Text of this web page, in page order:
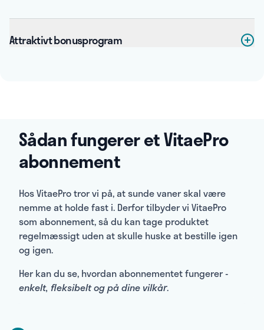
Attraktivt bonusprogram
Sådan fungerer et VitaePro
abonnement
Hos VitaePro tror vi på, at sunde vaner skal være
nemme at holde fast i. Derfor tilbyder vi VitaePro
som abonnement, så du kan tage produktet
regelmæssigt uden at skulle huske at bestille igen
og igen.
Her kan du se, hvordan abonnementet fungerer -
enkelt, fleksibelt og på dine vilkår.